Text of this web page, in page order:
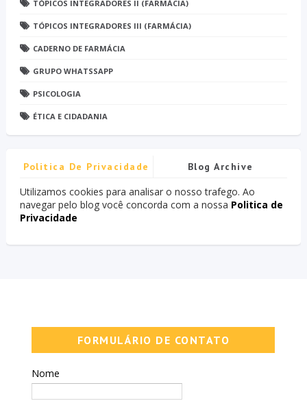
TÓPICOS INTEGRADORES II (FARMÁCIA)
TÓPICOS INTEGRADORES III (FARMÁCIA)
CADERNO DE FARMÁCIA
GRUPO WHATSSAPP
PSICOLOGIA
ÉTICA E CIDADANIA
Politica De Privacidade Blog Archive
Utilizamos cookies para analisar o nosso trafego. Ao
navegar pelo blog você concorda com a nossa Politica de
Privacidade
FORMULÁRIO DE CONTATO
Nome